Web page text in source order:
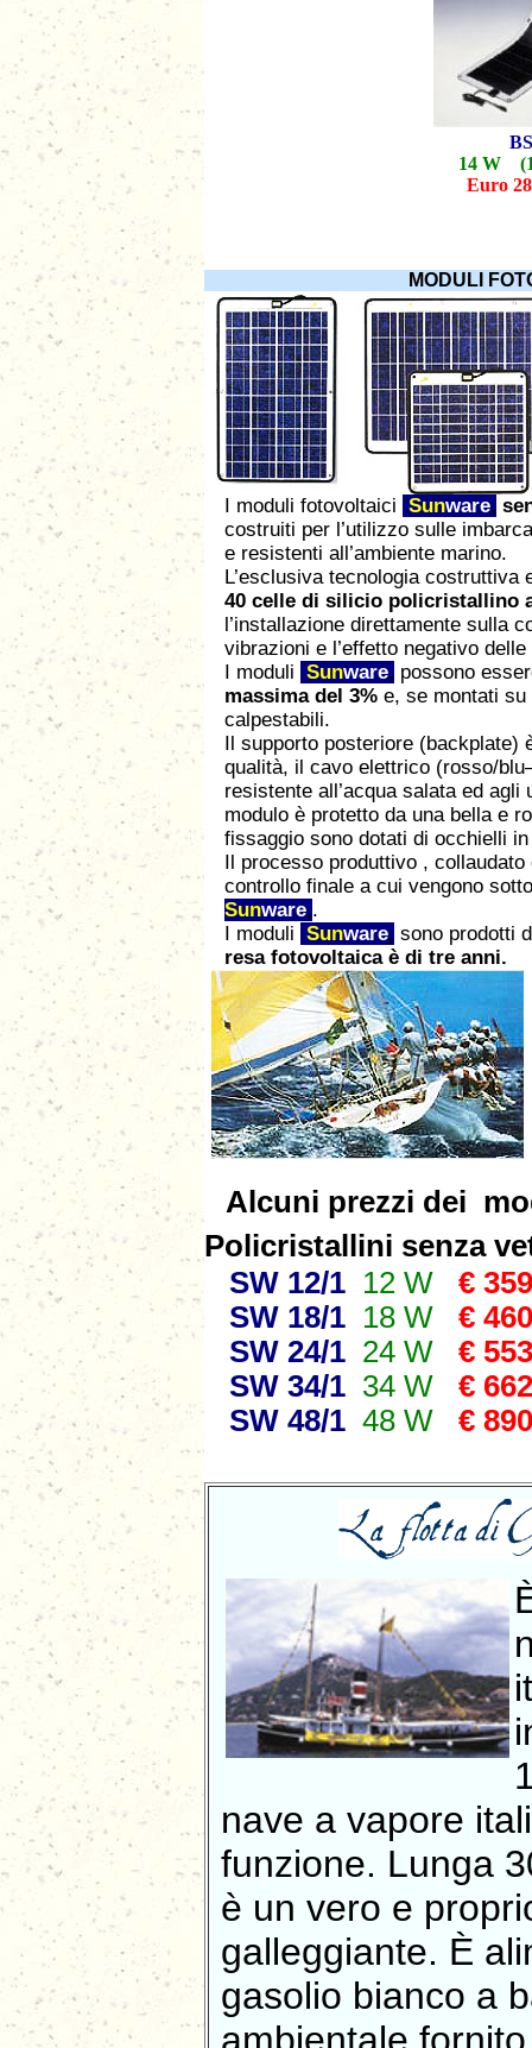
14 W
Euro
MODULI
I moduli fotovoltaici Sunware,
costruiti per l’utilizzo sulle
e resistenti all’ambiente marino.
L’esclusiva tecnologia costruttiva
40 celle di silicio policristallino
l’installazione direttamente sulla
vibrazioni e l’effetto negativo
I moduli Sunware, possono
massima del 3% e, se montati
calpestabili.
Il supporto posteriore (backplate)
qualità, il cavo elettrico (rosso/
resistente all’acqua salata ed
modulo è protetto da una bella e
fissaggio sono dotati di occhielli
Il processo produttivo ,
controllo finale a cui vengono
Sunware,.
I moduli Sunware, sono prodotti
resa fotovoltaica è di tre anni.
Alcuni prezzi dei
Policristallini senza
SW 12/1 12 W
€
SW 18/1 18 W
€
SW 24/1 24 W
€
SW 34/1 34 W
€
SW 48/1 48 W €
nave a vapore
funzione. Lunga
è un vero e
galleggiante. È
gasolio bianco a